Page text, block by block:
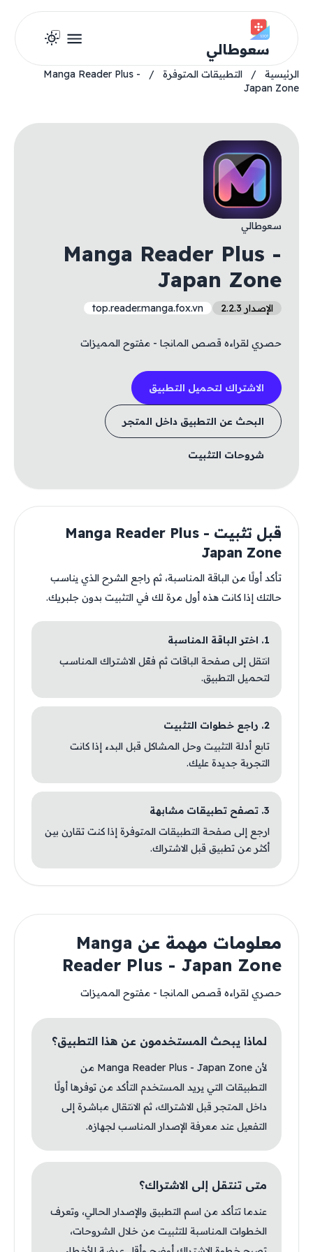
سعوطالي
الرئيسية / التطبيقات المتوفرة /
Manga Reader Plus -
Japan Zone
سعوطالي
Manga Reader Plus -
Japan Zone
الإصدار 2.2.3 top.reader.manga.fox.vn
حصري لقراءه قصص المانجا - مفتوح المميزات
الاشتراك لتحميل التطبيق
البحث عن التطبيق داخل المتجر
شروحات التثبيت
قبل تثبيت Manga Reader Plus -
Japan Zone
تأكد أولًا من الباقة المناسبة، ثم راجع الشرح الذي يناسب
حالتك إذا كانت هذه أول مرة لك في التثبيت بدون جلبريك.
1. اختر الباقة المناسبة
انتقل إلى صفحة الباقات ثم فعّل الاشتراك المناسب
لتحميل التطبيق.
2. راجع خطوات التثبيت
تابع أدلة التثبيت وحل المشاكل قبل البدء إذا كانت
التجربة جديدة عليك.
3. تصفح تطبيقات مشابهة
ارجع إلى صفحة التطبيقات المتوفرة إذا كنت تقارن بين
أكثر من تطبيق قبل الاشتراك.
معلومات مهمة عن Manga
Reader Plus - Japan Zone
حصري لقراءه قصص المانجا - مفتوح المميزات
لماذا يبحث المستخدمون عن هذا التطبيق؟
لأن Manga Reader Plus - Japan Zone من
التطبيقات التي يريد المستخدم التأكد من توفرها أولًا
داخل المتجر قبل الاشتراك، ثم الانتقال مباشرة إلى
التفعيل عند معرفة الإصدار المناسب لجهازه.
متى تنتقل إلى الاشتراك؟
عندما تتأكد من اسم التطبيق والإصدار الحالي، وتعرف
الخطوات المناسبة للتثبيت من خلال الشروحات،